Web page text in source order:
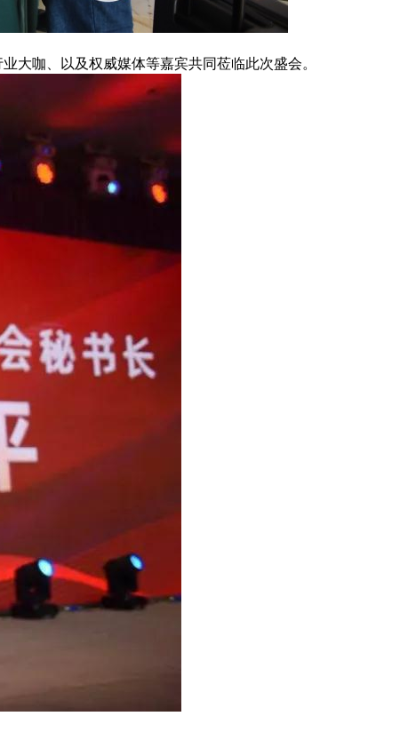
大咖、以及权威媒体等嘉宾共同莅临此次盛会。